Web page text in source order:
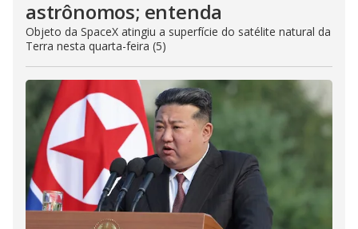
astrônomos; entenda
Objeto da SpaceX atingiu a superfície do satélite natural da
Terra nesta quarta-feira (5)